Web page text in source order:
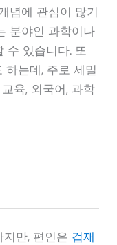
념에 관심이 많기
분야인 과학이나
수 있습니다. 또
하는데, 주로 세밀
육, 외국어, 과학
만, 편인은 겁재